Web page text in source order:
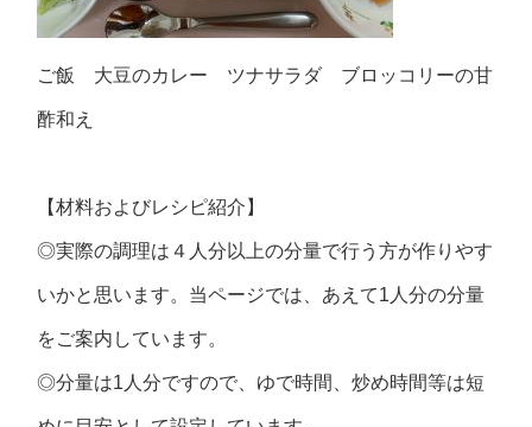
ご飯 大豆のカレー ツナサラダ ブロッコリーの甘
酢和え
【材料およびレシピ紹介】
◎実際の調理は４人分以上の分量で行う方が作りやす
いかと思います。当ページでは、あえて1人分の分量
をご案内しています。
◎分量は1人分ですので、ゆで時間、炒め時間等は短